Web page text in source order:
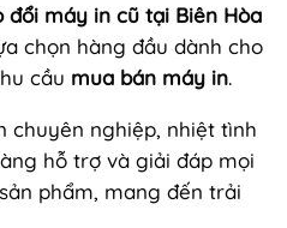
máy in cũ tại Biên Hòa
chọn hàng đầu dành cho
cầu mua bán máy in.
chuyên nghiệp, nhiệt tình
hỗ trợ và giải đáp mọi
phẩm, mang đến trải